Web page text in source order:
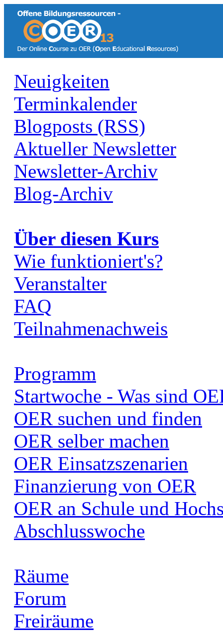
Neuigkeiten
Terminkalender
Blogposts (RSS)
Aktueller Newsletter
Newsletter-Archiv
Blog-Archiv
Über diesen Kurs
Wie funktioniert's?
Veranstalter
FAQ
Teilnahmenachweis
Programm
Startwoche - Was sind
OER suchen und finden
OER selber machen
OER Einsatzszenarien
Finanzierung von OER
OER an Schule und
Abschlusswoche
Räume
Forum
Freiräume